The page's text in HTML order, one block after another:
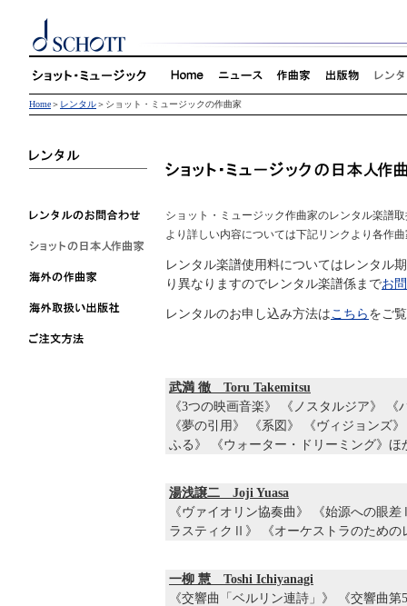
Home＞ レンタル＞ショット・ミュージックの作曲家
ショット・ミュージック作曲家のレンタル楽譜
より詳しい内容については下記リンクより各作
レンタル楽譜使用料についてはレンタル
り異なりますのでレンタル楽譜係までお
レンタルのお申し込み方法はこちらをご
武満 徹 Toru Takemitsu
《3つの映画音楽》 《 ノスタルジア》 《
《夢の引用》 《系図》 《ヴィジョンズ
ふる》 《ウォーター・ドリーミング》ほ
湯浅譲二 Joji Yuasa
《ヴァイオリン協奏曲》 《始源への眼
ラスティクⅡ 》 《オーケストラのための
一柳 慧 Toshi Ichiyanagi
《交響曲「ベルリン連詩」 》 《交響曲第